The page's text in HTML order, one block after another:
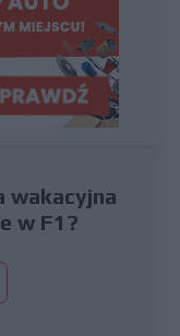
wakacyjna
w F1?